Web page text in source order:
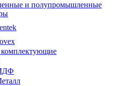
и полупромышленные